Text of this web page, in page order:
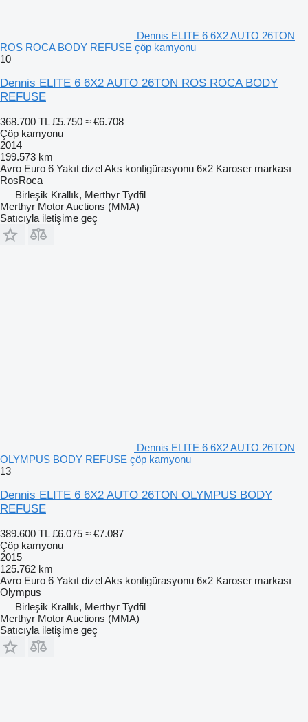
Dennis ELITE 6 6X2 AUTO 26TON
ROS ROCA BODY REFUSE çöp kamyonu
10
Dennis ELITE 6 6X2 AUTO 26TON ROS ROCA BODY
REFUSE
368.700 TL £5.750 ≈ €6.708
Çöp kamyonu
2014
199.573 km
Avro Euro 6 Yakıt dizelAks konfigürasyonu 6x2 Karoser markası
RosRoca
Birleşik Krallık, Merthyr Tydfil
Merthyr Motor Auctions (MMA)
Satıcıyla iletişime geç
Dennis ELITE 6 6X2 AUTO 26TON
OLYMPUS BODY REFUSE çöp kamyonu
13
Dennis ELITE 6 6X2 AUTO 26TON OLYMPUS BODY
REFUSE
389.600 TL £6.075 ≈ €7.087
Çöp kamyonu
2015
125.762 km
Avro Euro 6 Yakıt dizelAks konfigürasyonu 6x2 Karoser markası
Olympus
Birleşik Krallık, Merthyr Tydfil
Merthyr Motor Auctions (MMA)
Satıcıyla iletişime geç